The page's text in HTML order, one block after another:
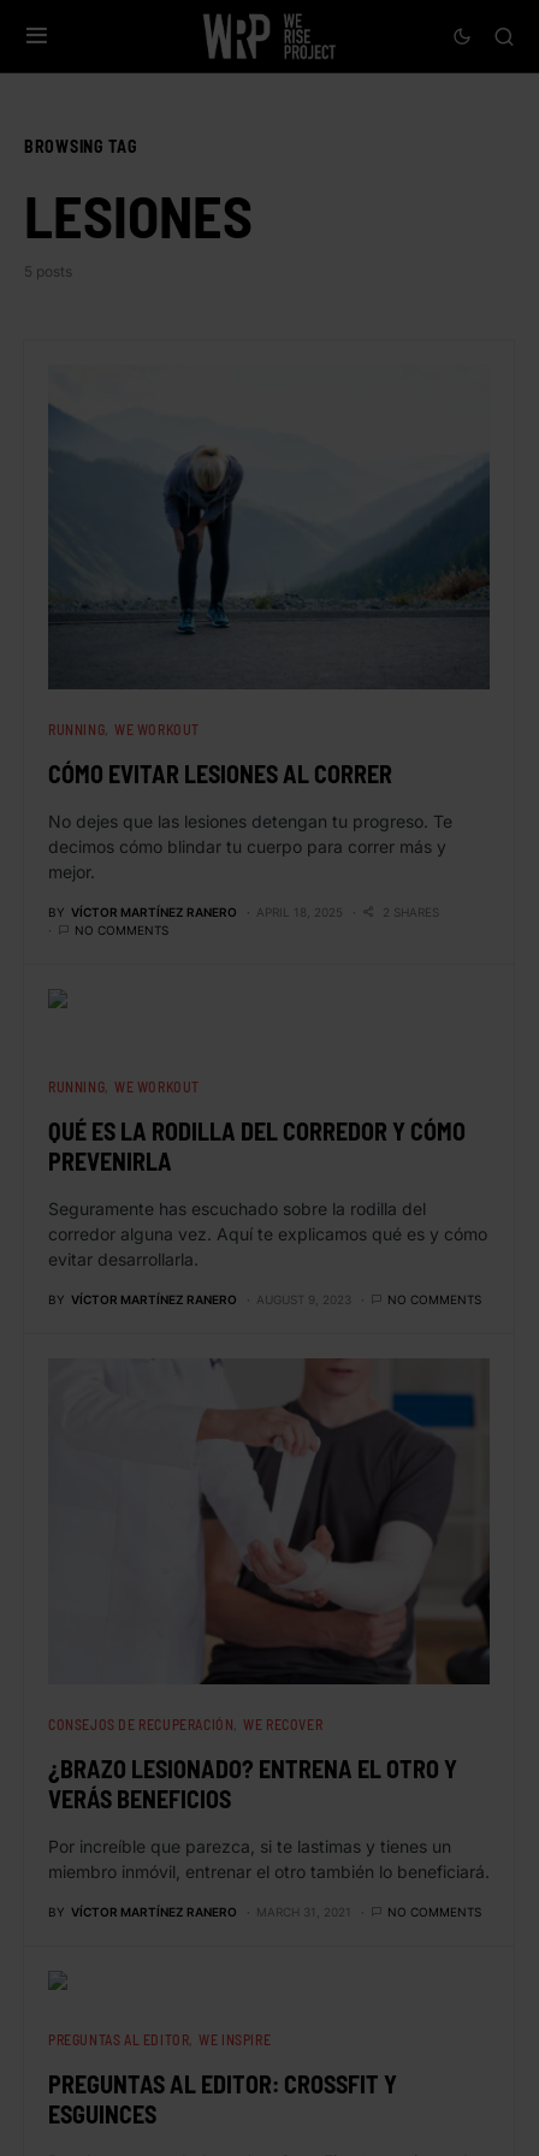
BROWSING TAG
LESIONES
5 posts
RUNNING WE WORKOUT
CÓMO EVITAR LESIONES AL CORRER
No dejes que las lesiones detengan tu progreso. Te
decimos cómo blindar tu cuerpo para correr más y
mejor.
BY VÍCTOR MARTÍNEZ RANERO APRIL 18, 2025
2 SHARES
NO COMMENTS
RUNNING WE WORKOUT
QUÉ ES LA RODILLA DEL CORREDOR Y CÓMO
PREVENIRLA
Seguramente has escuchado sobre la rodilla del
corredor alguna vez. Aquí te explicamos qué es y cómo
evitar desarrollarla.
BY VÍCTOR MARTÍNEZ RANERO AUGUST 9, 2023 NO COMMENTS
CONSEJOS DE RECUPERACIÓN WE RECOVER
¿BRAZO LESIONADO? ENTRENA EL OTRO Y
VERÁS BENEFICIOS
Por increíble que parezca, si te lastimas y tienes un
miembro inmóvil, entrenar el otro también lo beneficiará.
BY VÍCTOR MARTÍNEZ RANERO MARCH 31, 2021 NO COMMENTS
PREGUNTAS AL EDITOR WE INSPIRE
PREGUNTAS AL EDITOR: CROSSFIT Y
ESGUINCES